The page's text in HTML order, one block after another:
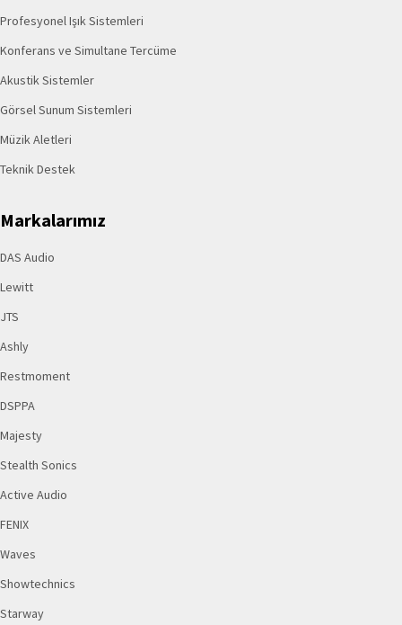
Profesyonel Işık Sistemleri
Konferans ve Simultane Tercüme
Akustik Sistemler
Görsel Sunum Sistemleri
Müzik Aletleri
Teknik Destek
Markalarımız
DAS Audio
Lewitt
JTS
Ashly
Restmoment
DSPPA
Majesty
Stealth Sonics
Active Audio
FENIX
Waves
Showtechnics
Starway